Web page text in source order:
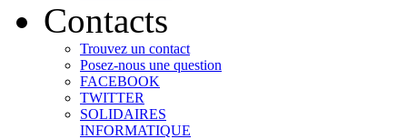
Contacts
Trouvez un contact
Posez-nous une question
FACEBOOK
TWITTER
SOLIDAIRES
INFORMATIQUE